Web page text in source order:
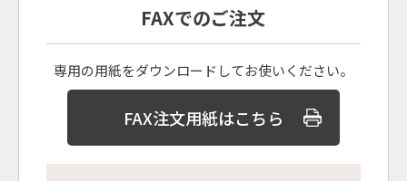
FAXでのご注文
専用の用紙をダウンロードしてお使いください。
FAX注文用紙はこちら